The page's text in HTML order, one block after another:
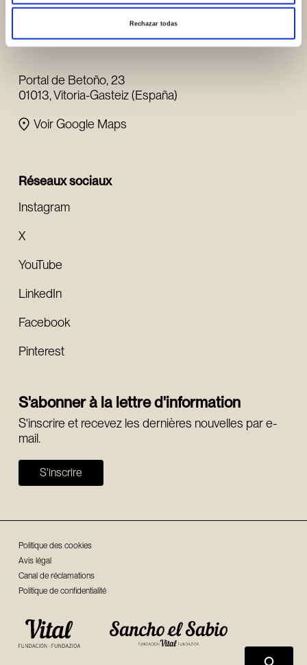
Rechazar todas
Portal de Betoño, 23
01013, Vitoria-Gasteiz (España)
Voir Google Maps
Réseaux sociaux
Instagram
X
YouTube
LinkedIn
Facebook
Pinterest
S'abonner à la lettre d'information
S'inscrire et recevez les dernières nouvelles par e-
mail.
S'inscrire
Politique des cookies
Avis légal
Canal de réclamations
Politique de confidentialité